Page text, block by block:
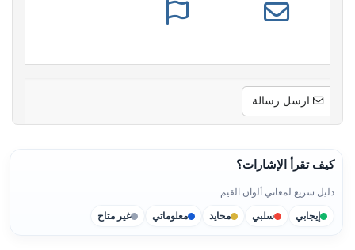
ارسل رسالة
كيف تقرأ الإشارات؟
دليل سريع لمعاني ألوان القيم
إيجابي سلبي محايد معلوماتي غير متاح